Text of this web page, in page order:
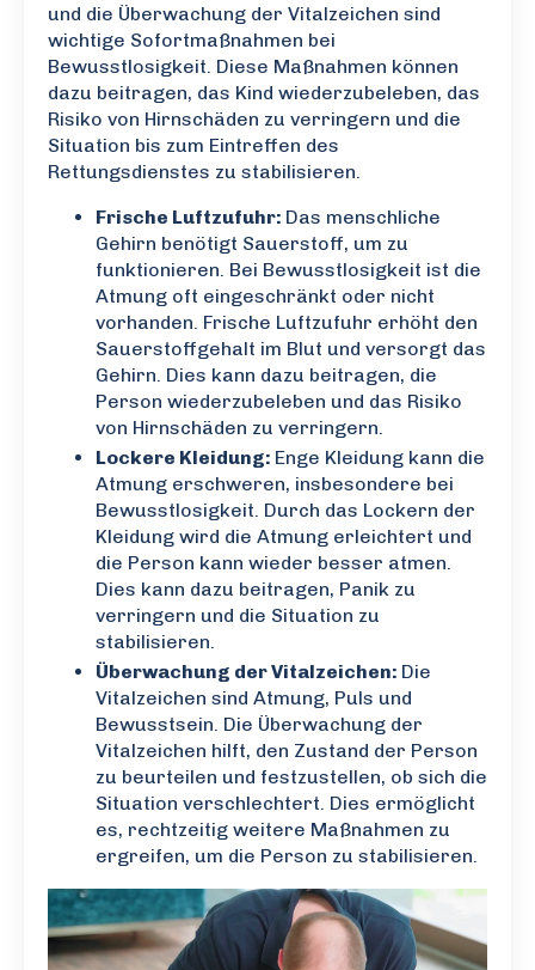
und die Überwachung der Vitalzeichen sind
wichtige Sofortmaßnahmen bei
Bewusstlosigkeit. Diese Maßnahmen können
dazu beitragen, das Kind wiederzubeleben, das
Risiko von Hirnschäden zu verringern und die
Situation bis zum Eintreffen des
Rettungsdienstes zu stabilisieren.
Frische Luftzufuhr: Das menschliche
Gehirn benötigt Sauerstoff, um zu
funktionieren. Bei Bewusstlosigkeit ist die
Atmung oft eingeschränkt oder nicht
vorhanden. Frische Luftzufuhr erhöht den
Sauerstoffgehalt im Blut und versorgt das
Gehirn. Dies kann dazu beitragen, die
Person wiederzubeleben und das Risiko
von Hirnschäden zu verringern.
Lockere Kleidung: Enge Kleidung kann die
Atmung erschweren, insbesondere bei
Bewusstlosigkeit. Durch das Lockern der
Kleidung wird die Atmung erleichtert und
die Person kann wieder besser atmen.
Dies kann dazu beitragen, Panik zu
verringern und die Situation zu
stabilisieren.
Überwachung der Vitalzeichen: Die
Vitalzeichen sind Atmung, Puls und
Bewusstsein. Die Überwachung der
Vitalzeichen hilft, den Zustand der Person
zu beurteilen und festzustellen, ob sich die
Situation verschlechtert. Dies ermöglicht
es, rechtzeitig weitere Maßnahmen zu
ergreifen, um die Person zu stabilisieren.